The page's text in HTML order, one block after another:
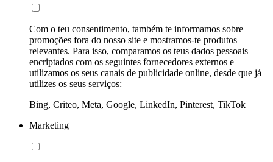
Com o teu consentimento, também te informamos sobre
promoções fora do nosso site e mostramos-te produtos
relevantes. Para isso, comparamos os teus dados pessoais
encriptados com os seguintes fornecedores externos e
utilizamos os seus canais de publicidade online, desde que já
utilizes os seus serviços:
Bing, Criteo, Meta, Google, LinkedIn, Pinterest, TikTok
Marketing